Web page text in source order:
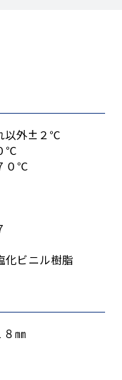
以外±２℃
℃
０℃
ビニル樹脂
㎜